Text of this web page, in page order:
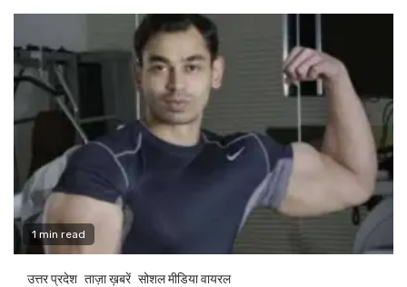
1 min read
उत्तर प्रदेश ताज़ा ख़बरें सोशल मीडिया वायरल